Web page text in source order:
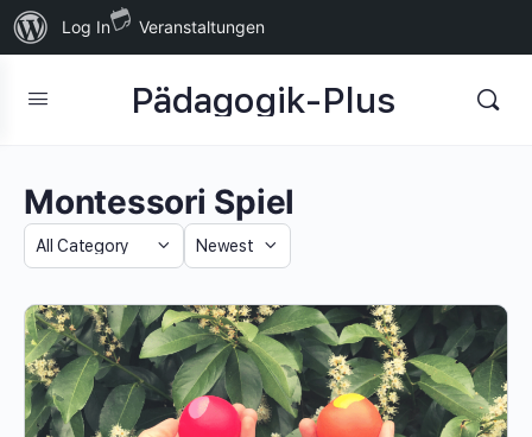
Über
WordPress
Log In Veranstaltungen
Pädagogik-Plus
Montessori Spiel
Category
Sort